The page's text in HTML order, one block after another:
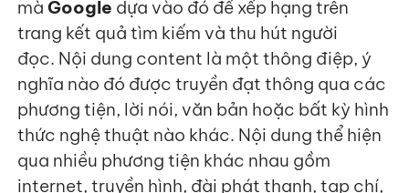
màGoogle dựa vào đó để xếp hạng trên
trang kết quả tìm kiếm và thu hút người
đọc. Nội dung content là một thông điệp, ý
nghĩa nào đó được truyền đạt thông qua các
phương tiện, lời nói, văn bản hoặc bất kỳ hình
thức nghệ thuật nào khác. Nội dung thể hiện
qua nhiều phương tiện khác nhau gồm
internet, truyền hình, đài phát thanh, tạp chí,